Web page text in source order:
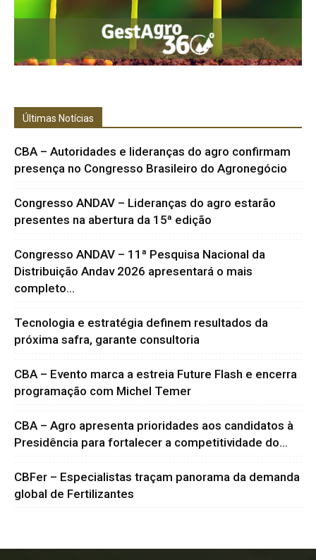
Últimas Notícias
CBA – Autoridades e lideranças do agro confirmam
presença no Congresso Brasileiro do Agronegócio
Congresso ANDAV – Lideranças do agro estarão
presentes na abertura da 15ª edição
Congresso ANDAV – 11ª Pesquisa Nacional da
Distribuição Andav 2026 apresentará o mais
completo...
Tecnologia e estratégia definem resultados da
próxima safra, garante consultoria
CBA – Evento marca a estreia Future Flash e encerra
programação com Michel Temer
CBA – Agro apresenta prioridades aos candidatos à
Presidência para fortalecer a competitividade do...
CBFer – Especialistas traçam panorama da demanda
global de Fertilizantes